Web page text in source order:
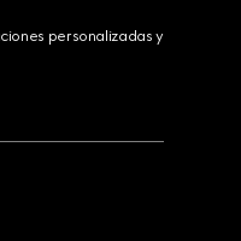
personalizadas y